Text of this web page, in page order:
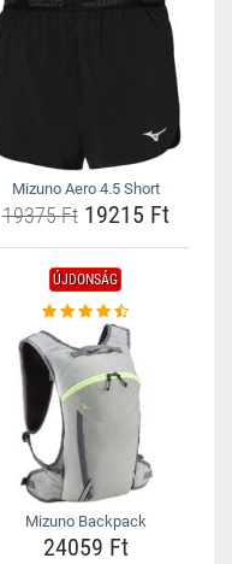
Mizuno Aero 4.5 Short
19375 Ft19215 Ft
ÚJDONSÁG
Mizuno Backpack
24059 Ft